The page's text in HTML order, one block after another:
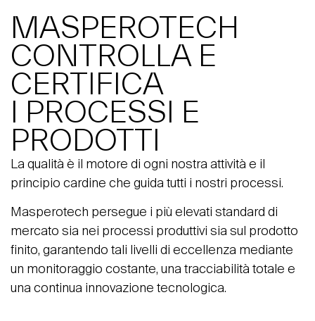
MASPEROTECH
CONTROLLA E
CERTIFICA
I PROCESSI E
PRODOTTI
La qualità è il motore di ogni nostra attività e il
principio cardine che guida tutti i nostri processi.
Masperotech persegue i più elevati standard di
mercato sia nei processi produttivi sia sul prodotto
finito, garantendo tali livelli di eccellenza mediante
un monitoraggio costante, una tracciabilità totale e
una continua innovazione tecnologica.